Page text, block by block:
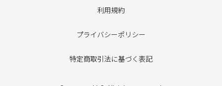
利用規約
プライバシーポリシー
特定商取引法に基づく表記